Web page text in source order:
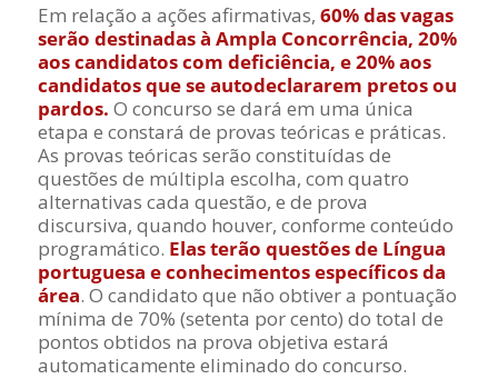
Em relação a ações afirmativas, 60% das vagas
serão destinadas à Ampla Concorrência, 20%
aos candidatos com deficiência, e 20% aos
candidatos que se autodeclararem pretos ou
pardos. O concurso se dará em uma única
etapa e constará de provas teóricas e práticas.
As provas teóricas serão constituídas de
questões de múltipla escolha, com quatro
alternativas cada questão, e de prova
discursiva, quando houver, conforme conteúdo
programático. Elas terão questões de Língua
portuguesa e conhecimentos específicos da
área. O candidato que não obtiver a pontuação
mínima de 70% (setenta por cento) do total de
pontos obtidos na prova objetiva estará
automaticamente eliminado do concurso.